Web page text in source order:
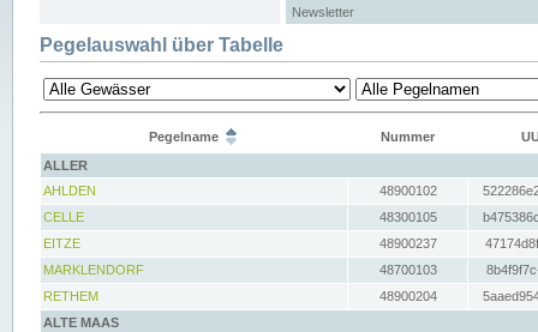
Newsletter
Pegelauswahl über Tabelle
Pegelname Nummer
ALLER
AHLDEN
48900102
CELLE
48300105
EITZE
48900237
MARKLENDORF
48700103
RETHEM
48900204
ALTE MAAS